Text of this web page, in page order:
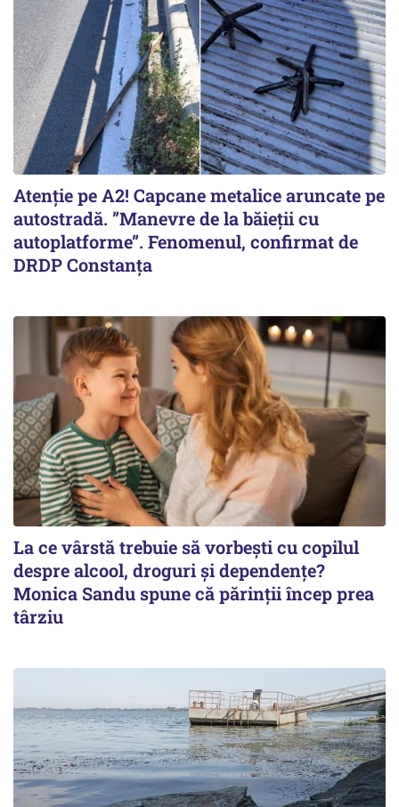
Atenție pe A2! Capcane metalice aruncate pe
autostradă. ”Manevre de la băieții cu
autoplatforme”. Fenomenul, confirmat de
DRDP Constanța
La ce vârstă trebuie să vorbești cu copilul
despre alcool, droguri și dependențe?
Monica Sandu spune că părinții încep prea
târziu